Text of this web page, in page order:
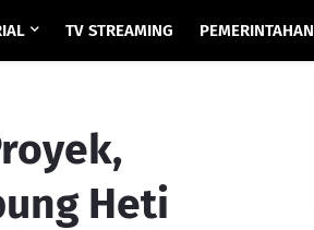
TV STREAMING PEMERINTAHAN
Heti